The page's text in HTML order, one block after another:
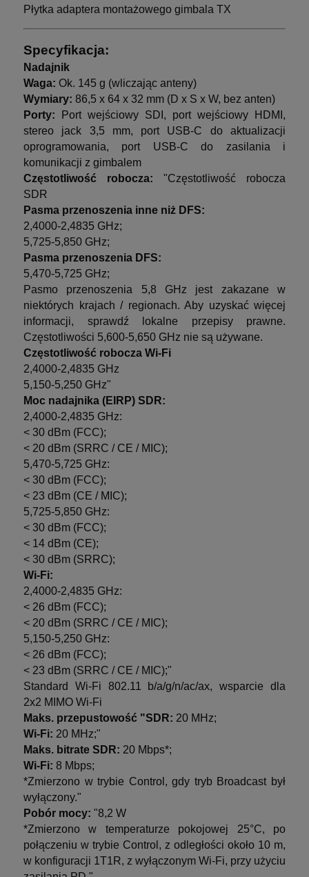
Płytka adaptera montażowego gimbala TX
Specyfikacja:
Nadajnik
Waga: Ok. 145 g (wliczając anteny)
Wymiary: 86,5 x 64 x 32 mm (D x S x W, bez anten)
Porty: Port wejściowy SDI, port wejściowy HDMI,
stereo jack 3,5 mm, port USB-C do aktualizacji
oprogramowania, port USB-C do zasilania i
komunikacji z gimbalem
Częstotliwość robocza: "Częstotliwość robocza
SDR
Pasma przenoszenia inne niż DFS:
2,4000-2,4835 GHz;
5,725-5,850 GHz;
Pasma przenoszenia DFS:
5,470-5,725 GHz;
Pasmo przenoszenia 5,8 GHz jest zakazane w
niektórych krajach / regionach. Aby uzyskać więcej
informacji, sprawdź lokalne przepisy prawne.
Częstotliwości 5,600-5,650 GHz nie są używane.
Częstotliwość robocza Wi-Fi
2,4000-2,4835 GHz
5,150-5,250 GHz"
Moc nadajnika (EIRP) SDR:
2,4000-2,4835 GHz:
< 30 dBm (FCC);
< 20 dBm (SRRC / CE / MIC);
5,470-5,725 GHz:
< 30 dBm (FCC);
< 23 dBm (CE / MIC);
5,725-5,850 GHz:
< 30 dBm (FCC);
< 14 dBm (CE);
< 30 dBm (SRRC);
Wi-Fi:
2,4000-2,4835 GHz:
< 26 dBm (FCC);
< 20 dBm (SRRC / CE / MIC);
5,150-5,250 GHz:
< 26 dBm (FCC);
< 23 dBm (SRRC / CE / MIC);"
Standard Wi-Fi 802.11 b/a/g/n/ac/ax, wsparcie dla
2x2 MIMO Wi-Fi
Maks. przepustowość "SDR: 20 MHz;
Wi-Fi: 20 MHz;"
Maks. bitrate SDR: 20 Mbps*;
Wi-Fi: 8 Mbps;
*Zmierzono w trybie Control, gdy tryb Broadcast był
wyłączony."
Pobór mocy: "8,2 W
*Zmierzono w temperaturze pokojowej 25°C, po
połączeniu w trybie Control, z odległości około 10 m,
w konfiguracji 1T1R, z wyłączonym Wi-Fi, przy użyciu